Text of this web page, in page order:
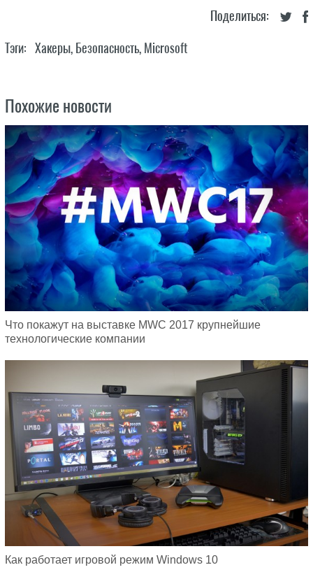
Поделиться:
Тэги: Хакеры, Безопасность, Microsoft
Похожие новости
Что покажут на выставке MWC 2017 крупнейшие
технологические компании
Как работает игровой режим Windows 10